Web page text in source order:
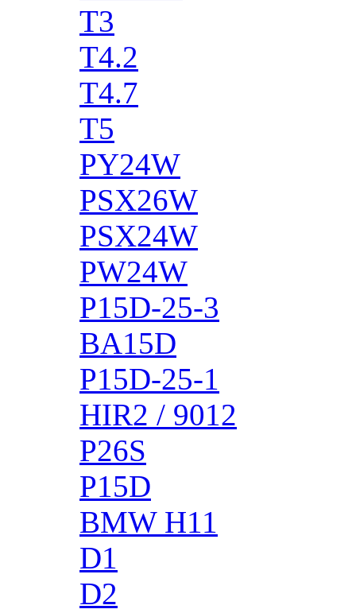
T3
T4.2
T4.7
T5
PY24W
PSX26W
PSX24W
PW24W
P15D-25-3
BA15D
P15D-25-1
HIR2 / 9012
P26S
P15D
BMW H11
D1
D2